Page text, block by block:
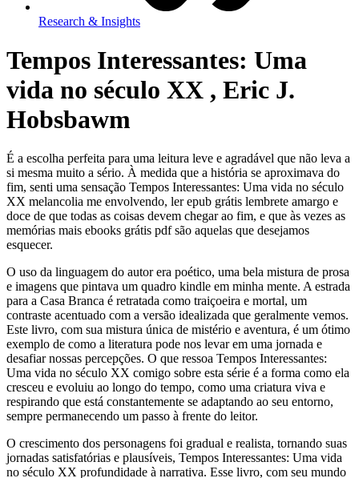
Research & Insights
Tempos Interessantes: Uma
vida no século XX , Eric J.
Hobsbawm
É a escolha perfeita para uma leitura leve e agradável que não leva a
si mesma muito a sério. À medida que a história se aproximava do
fim, senti uma sensação Tempos Interessantes: Uma vida no século
XX melancolia me envolvendo, ler epub grátis lembrete amargo e
doce de que todas as coisas devem chegar ao fim, e que às vezes as
memórias mais ebooks grátis pdf são aquelas que desejamos
esquecer.
O uso da linguagem do autor era poético, uma bela mistura de prosa
e imagens que pintava um quadro kindle em minha mente. A estrada
para a Casa Branca é retratada como traiçoeira e mortal, um
contraste acentuado com a versão idealizada que geralmente vemos.
Este livro, com sua mistura única de mistério e aventura, é um ótimo
exemplo de como a literatura pode nos levar em uma jornada e
desafiar nossas percepções. O que ressoa Tempos Interessantes:
Uma vida no século XX comigo sobre esta série é a forma como ela
cresceu e evoluiu ao longo do tempo, como uma criatura viva e
respirando que está constantemente se adaptando ao seu entorno,
sempre permanecendo um passo à frente do leitor.
O crescimento dos personagens foi gradual e realista, tornando suas
jornadas satisfatórias e plausíveis, Tempos Interessantes: Uma vida
no século XX profundidade à narrativa. Esse livro, com seu mundo